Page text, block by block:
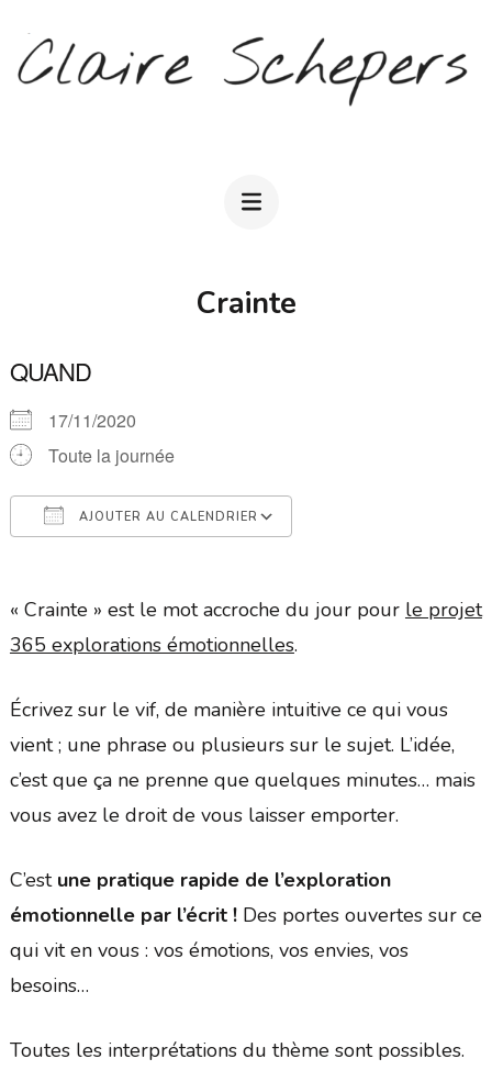
contenu
Crainte
QUAND
17/11/2020
Toute la journée
AJOUTER AU CALENDRIER
« Crainte » est le mot accroche du jour pour le projet
365 explorations émotionnelles.
Écrivez sur le vif, de manière intuitive ce qui vous
vient ; une phrase ou plusieurs sur le sujet. L’idée,
c’est que ça ne prenne que quelques minutes… mais
vous avez le droit de vous laisser emporter.
C’est une pratique rapide de l’exploration
émotionnelle par l’écrit ! Des portes ouvertes sur ce
qui vit en vous : vos émotions, vos envies, vos
besoins…
Toutes les interprétations du thème sont possibles.